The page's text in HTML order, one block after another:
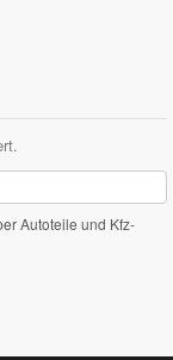
Autoteile und Kfz-